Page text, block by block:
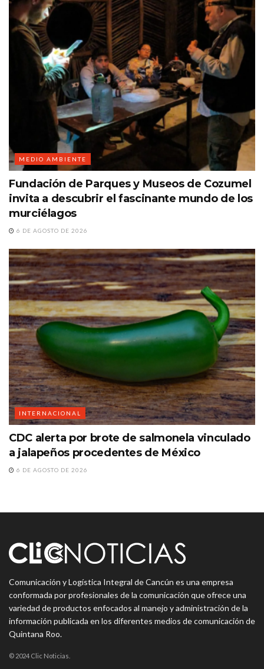
MEDIO AMBIENTE
Fundación de Parques y Museos de Cozumel
invita a descubrir el fascinante mundo de los
murciélagos
6 DE AGOSTO DE 2026
INTERNACIONAL
CDC alerta por brote de salmonela vinculado
a jalapeños procedentes de México
6 DE AGOSTO DE 2026
Comunicación y Logística Integral de Cancún es una empresa
conformada por profesionales de la comunicación que ofrece una
variedad de productos enfocados al manejo y administración de la
información publicada en los diferentes medios de comunicación de
Quintana Roo.
© 2024 Clic Noticias.